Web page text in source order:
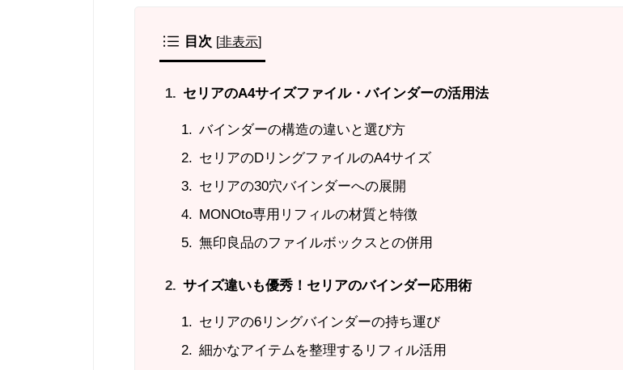
目次 [非表示]
セリアのA4サイズファイル・バインダーの活用法
バインダーの構造の違いと選び方
セリアのDリングファイルのA4サイズ
セリアの30穴バインダーへの展開
MONOto専用リフィルの材質と特徴
無印良品のファイルボックスとの併用
サイズ違いも優秀！セリアのバインダー応用術
セリアの6リングバインダーの持ち運び
細かなアイテムを整理するリフィル活用